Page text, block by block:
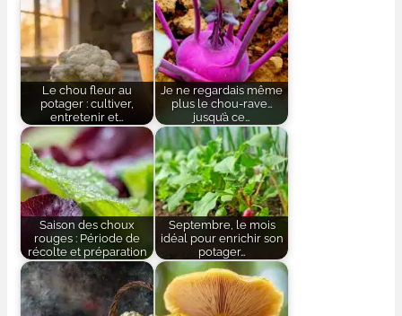
Le chou fleur au
potager : cultiver,
entretenir et…
Je ne regardais même
plus le chou-rave…
jusqu’à ce…
Saison des choux
rouges : Période de
récolte et préparation
Septembre, le mois
idéal pour enrichir son
potager…